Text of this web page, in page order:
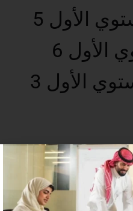
الأول 5
الأول 6
الأول 3
في موقعك - ​​إلى الأبد!